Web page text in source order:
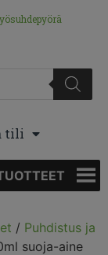
tili
/ Puhdistus ja
suoja-aine